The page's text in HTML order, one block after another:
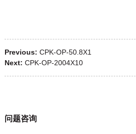
Previous: CPK-OP-50.8X1
Next: CPK-OP-2004X10
问题咨询